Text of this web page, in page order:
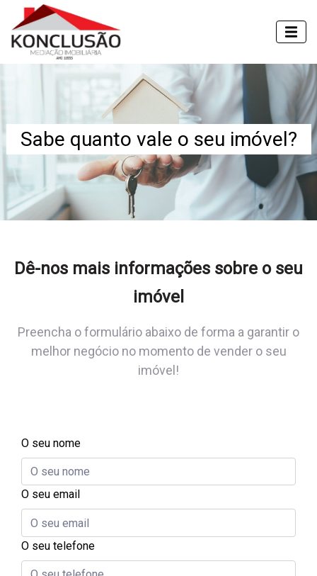
Sabe quanto vale o seu imóvel?
Dê-nos mais informações sobre o seu
imóvel
Preencha o formulário abaixo de forma a garantir o
melhor negócio no momento de vender o seu
imóvel!
O seu nome
O seu email
O seu telefone